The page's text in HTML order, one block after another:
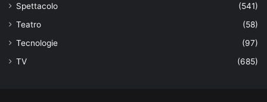
Spettacolo
(541)
Teatro
(58)
Tecnologie
(97)
TV
(685)